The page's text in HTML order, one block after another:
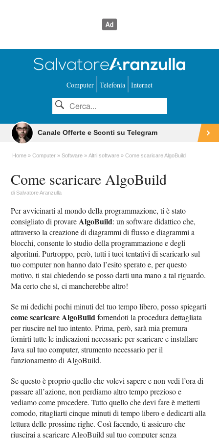
Computer Telefonia Internet
Canale Offerte e Sconti su Telegram
Home Computer Software Altri software Come scaricare AlgoBuild
Come scaricare AlgoBuild
diSalvatore Aranzulla
Per avvicinarti al mondo della programmazione, ti è stato
consigliato di provare AlgoBuild: un software didattico che,
attraverso la creazione di diagrammi di flusso e diagrammi a
blocchi, consente lo studio della programmazione e degli
algoritmi. Purtroppo, però, tutti i tuoi tentativi di scaricarlo sul
tuo computer non hanno dato l’esito sperato e, per questo
motivo, ti stai chiedendo se posso darti una mano a tal riguardo.
Ma certo che sì, ci mancherebbe altro!
Se mi dedichi pochi minuti del tuo tempo libero, posso spiegarti
come scaricare AlgoBuildfornendoti la procedura dettagliata
per riuscire nel tuo intento. Prima, però, sarà mia premura
fornirti tutte le indicazioni necessarie per scaricare e installare
Java sul tuo computer, strumento necessario per il
funzionamento di AlgoBuild.
Se questo è proprio quello che volevi sapere e non vedi l’ora di
passare all’azione, non perdiamo altro tempo prezioso e
vediamo come procedere. Tutto quello che devi fare è metterti
comodo, ritagliarti cinque minuti di tempo libero e dedicarti alla
lettura delle prossime righe. Così facendo, ti assicuro che
riuscirai a scaricare AlgoBuild sul tuo computer senza